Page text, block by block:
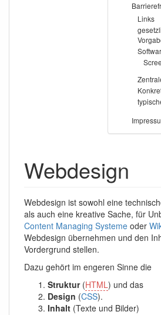
Links
Webdesign
Webdesign ist sowohl eine
als auch eine kreative Sache, für
Content Managing Systeme oder
Webdesign übernehmen und den
Vordergrund stellen.
Dazu gehört im engeren Sinne die
Struktur(HTML) und das
Design (CSS).
Inhalt (Texte und Bilder)